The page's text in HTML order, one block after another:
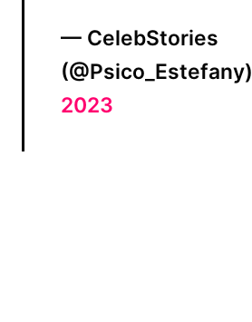
— CelebStories
(@Psico_Estefany)
2023